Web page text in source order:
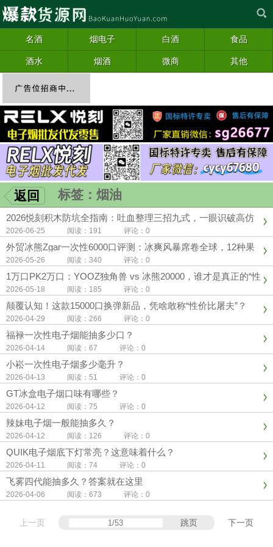
名酒 烟电子 白酒 食品
酒水 烟酒 微商 其他
返回 标签：烟油
2026悦刻积木防坑全指南：吐血整理三招九式，一眼识破高仿
套路
2026-06-25 阅读：191 评论：0
外贸冰熊Zgar一次性6000口评测：冰爽风暴席卷全球，12种果
味定义行业标杆
2026-05-26 阅读：340 评论：0
1万口PK2万口：YOOZ独角兽 vs 冰熊20000，谁才是真正的“性
价比之王”？
2026-05-18 阅读：185 评论：0
颠覆认知！这款15000口换弹新品，凭啥敢称“性价比屠夫”？
2026-04-29 阅读：266 评论：0
福禄一次性电子烟能抽多少口？
2026-04-14 阅读：67 评论：0
小崧一次性电子烟多少毫升？
2026-04-13 阅读：51 评论：0
GT冰盒电子烟口味有哪些？
2026-04-12 阅读：75 评论：0
辣妹电子烟一般能抽多久？
2026-04-12 阅读：126 评论：0
QUIK电子烟底下灯常亮？这意味着什么？
2026-04-11 阅读：74 评论：0
飞雾四代能抽多久？答案就在这里
2026-04-06 阅读：673 评论：0
上一页 跳页 下一页